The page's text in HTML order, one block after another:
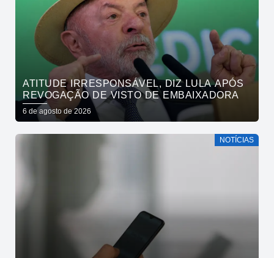
ATITUDE IRRESPONSÁVEL, DIZ LULA APÓS
REVOGAÇÃO DE VISTO DE EMBAIXADORA
6 de agosto de 2026
NOTÍCIAS